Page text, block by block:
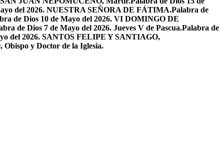
del 2026. NUESTRA SEÑORA DE FÁTIMA.Palabra de
de Dios 10 de Mayo del 2026. VI DOMINGO DE
de Dios 7 de Mayo del 2026. Jueves V de Pascua.Palabra de
del 2026. SANTOS FELIPE Y SANTIAGO,
y Doctor de la Iglesia.